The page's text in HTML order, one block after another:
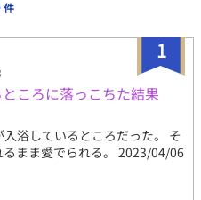
件
1
ころに落っこちた結果
浴しているところだった。 そ
まま愛でられる。 2023/04/06